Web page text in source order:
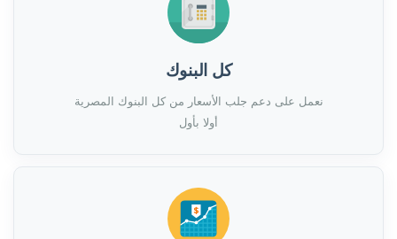
كل البنوك
نعمل على دعم جلب الأسعار من كل البنوك المصرية
أولا بأول